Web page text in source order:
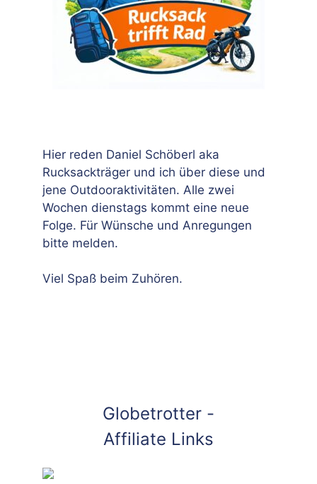
Hier reden Daniel Schöberl aka
Rucksackträger und ich über diese und
jene Outdooraktivitäten. Alle zwei
Wochen dienstags kommt eine neue
Folge. Für Wünsche und Anregungen
bitte melden.
Viel Spaß beim Zuhören.
Globetrotter -
Affiliate Links